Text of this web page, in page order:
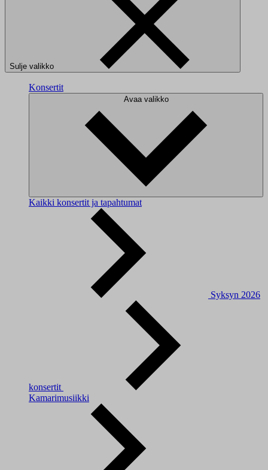
Sulje valikko
Konsertit
Avaa valikko
Kaikki konsertit ja tapahtumat
Syksyn 2026
konsertit
Kamarimusiikki